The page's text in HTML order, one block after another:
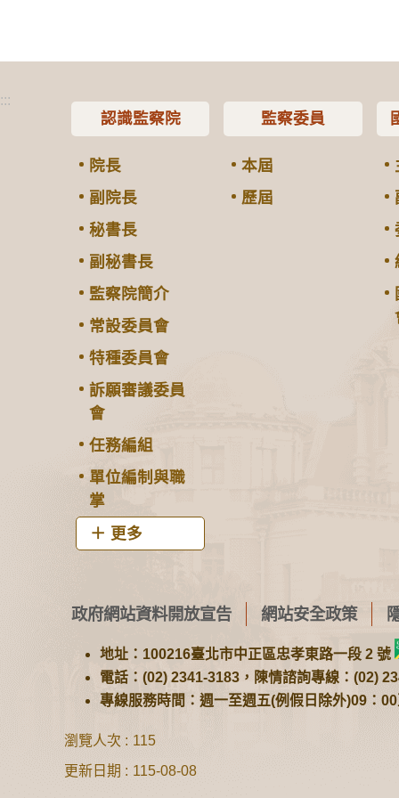
:::
認識監察院
院長
副院長
秘書長
副秘書長
監察院簡介
常設委員會
特種委員會
訴願審議委員
會
任務編組
單位編制與職
掌
更多
監察委員
本屆
歷屆
政府網站資料開放宣告 網站安全政策
地址：100216臺北市中正區忠孝東路一段 2 號
電話：(02) 2341-3183，陳情諮詢專線：(02)
專線服務時間：週一至週五(例假日除外)09：
瀏覽人次
115
更新日期
115-08-08